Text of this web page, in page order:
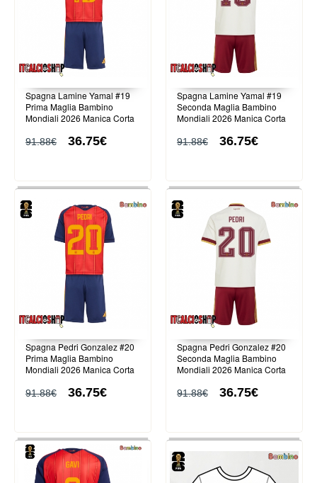
Spagna Lamine Yamal #19
Prima Maglia Bambino
Mondiali 2026 Manica Corta
91.88€ 36.75€
Spagna Lamine Yamal #19
Seconda Maglia Bambino
Mondiali 2026 Manica Corta
91.88€ 36.75€
Spagna Pedri Gonzalez #20
Prima Maglia Bambino
Mondiali 2026 Manica Corta
91.88€ 36.75€
Spagna Pedri Gonzalez #20
Seconda Maglia Bambino
Mondiali 2026 Manica Corta
91.88€ 36.75€